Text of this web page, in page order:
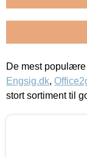
De mest
Engsig.dk,
stort sortiment til